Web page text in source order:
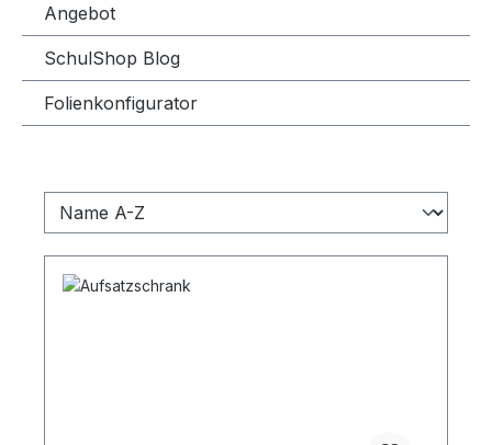
Angebot
SchulShop Blog
Folienkonfigurator